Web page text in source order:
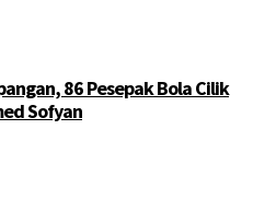
86 Pesepak Bola Cilik
Sofyan